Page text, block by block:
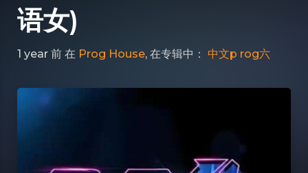
语女)
1 year 前 在 Prog House, 在专辑中： 中文p rog六